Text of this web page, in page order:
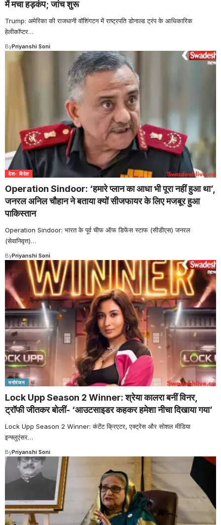
में मचा हड़कंप; जांच शुरू
Trump: अमेरिका की राजधानी वॉशिंगटन में राष्ट्रपति डोनाल्ड ट्रंप के आधिकारिक
हेलीकॉप्टर…
ByPriyanshi Soni
देश- विदेश
Operation Sindoor: ‘हमारे प्लान का आधा भी पूरा नहीं हुआ था’,
जनरल अनिल चौहान ने बताया क्यों सीजफायर के लिए मजबूर हुआ
पाकिस्तान
Operation Sindoor: भारत के पूर्व चीफ ऑफ डिफेंस स्टाफ (सीडीएस) जनरल
(सेवानिवृत्त)…
ByPriyanshi Soni
मनोरंजन
Lock Upp Season 2 Winner: श्रेया कालरा बनीं विनर,
ट्रॉफी जीतकर बोलीं- ‘आउटसाइडर कहकर हमेशा नीचा दिखाया गया’
Lock Upp Season 2 Winner: कंटेंट क्रिएटर, एक्ट्रेस और सोशल मीडिया
इन्फ्लुएंसर…
ByPriyanshi Soni